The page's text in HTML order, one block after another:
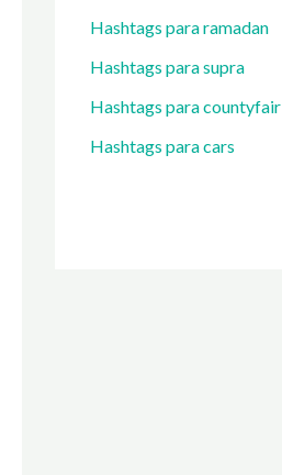
Hashtags para ramadan
Hashtags para supra
Hashtags para countyfair
Hashtags para cars